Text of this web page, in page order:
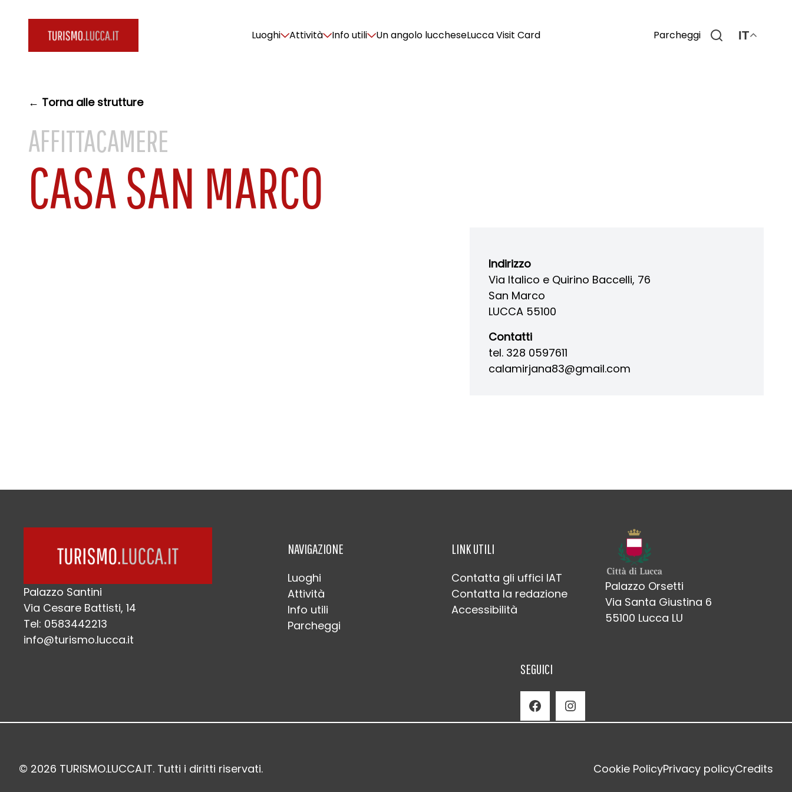
Luoghi Attività Info utili Un angolo luccheseLucca Visit Card Parcheggi IT
← Torna alle strutture
AFFITTACAMERE
CASA SAN MARCO
Indirizzo
Via Italico e Quirino Baccelli, 76
San Marco
LUCCA 55100
Contatti
tel. 328 0597611
calamirjana83@gmail.com
Palazzo Santini
Via Cesare Battisti, 14
Tel: 0583442213
info@turismo.lucca.it
NAVIGAZIONE
Luoghi
Attività
Info utili
Parcheggi
LINK UTILI
Contatta gli uffici IAT
Contatta la redazione
Accessibilità
Palazzo Orsetti
Via Santa Giustina 6
55100 Lucca LU
SEGUICI
Facebook Instagram
© 2026 TURISMO.LUCCA.IT. Tutti i diritti riservati. Cookie PolicyPrivacy policyCredits